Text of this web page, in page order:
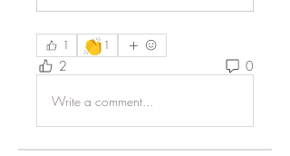
1 👏 1
2 0
Write a comment...